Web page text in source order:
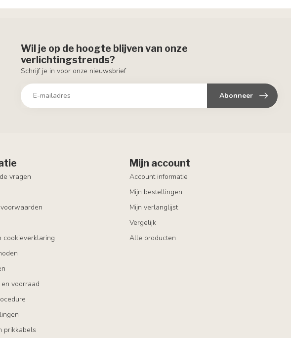
Wil je op de hoogte blijven van onze
verlichtingstrends?
Schrijf je in voor onze nieuwsbrief
Abonneer
vragen
cookieverklaring
voorraad
prikkabels
Mijn account
Account informatie
Mijn bestellingen
Mijn verlanglijst
Vergelijk
Alle producten